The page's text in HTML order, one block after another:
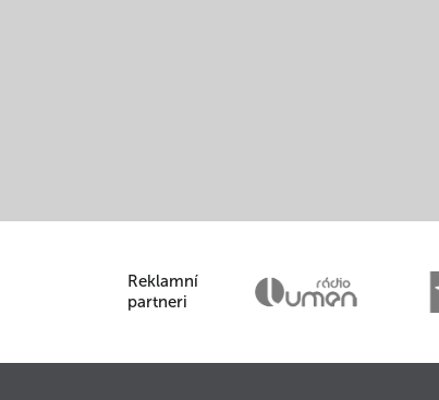
Reklamní
partneri